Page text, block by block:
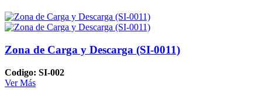
Zona de Carga y Descarga (SI-0011)
Codigo: SI-002
Ver Más